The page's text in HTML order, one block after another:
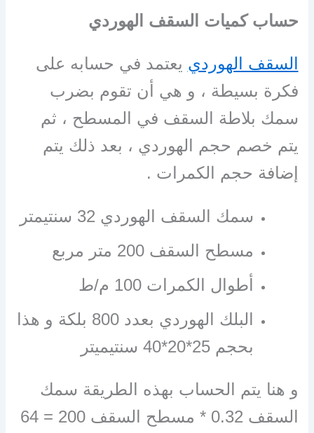
حساب كميات السقف الهوردي
السقف الهوردي يعتمد في حسابه على
فكرة بسيطة ، و هي أن تقوم بضرب
سمك بلاطة السقف في المسطح ، ثم
يتم خصم حجم الهوردي ، بعد ذلك يتم
إضافة حجم الكمرات .
سمك السقف الهوردي 32 سنتيمتر
مسطح السقف 200 متر مربع
أطوال الكمرات 100 م/ط
البلك الهوردي بعدد 800 بلكة و هذا
بحجم 25*20*40 سنتيميتر
و هنا يتم الحساب بهذه الطريقة سمك
السقف 0.32 * مسطح السقف 200 = 64